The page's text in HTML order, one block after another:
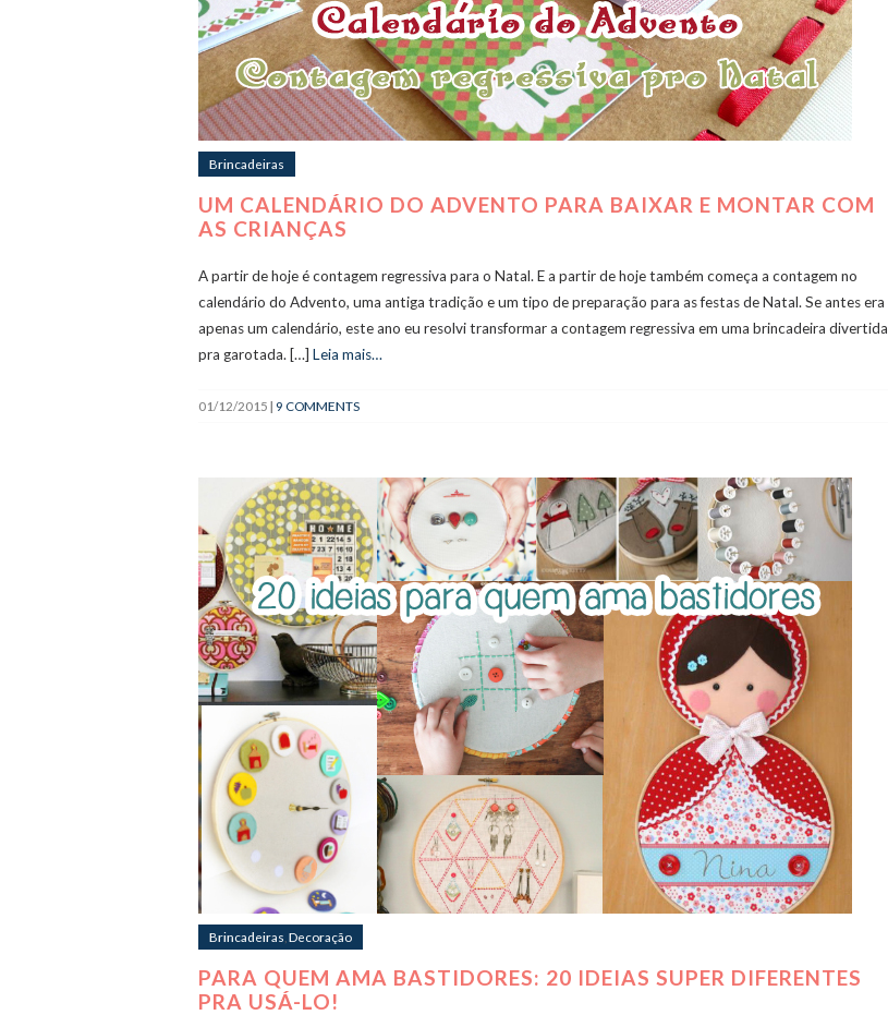
Brincadeiras
UM CALENDÁRIO DO ADVENTO PARA BAIXAR E MONTAR COM
AS CRIANÇAS
A partir de hoje é contagem regressiva para o Natal. E a partir de hoje também começa a contagem no
calendário do Advento, uma antiga tradição e um tipo de preparação para as festas de Natal. Se antes era
apenas um calendário, este ano eu resolvi transformar a contagem regressiva em uma brincadeira divertida
pra garotada. […] Leia mais…
01/12/2015 | 9 COMMENTS
Brincadeiras Decoração
PARA QUEM AMA BASTIDORES: 20 IDEIAS SUPER DIFERENTES
PRA USÁ-LO!